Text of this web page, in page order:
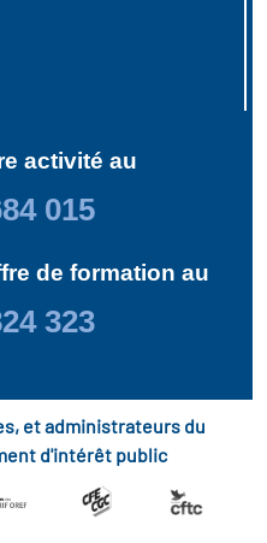
activité au
015
de formation au
323
et administrateurs du
d'intérêt public